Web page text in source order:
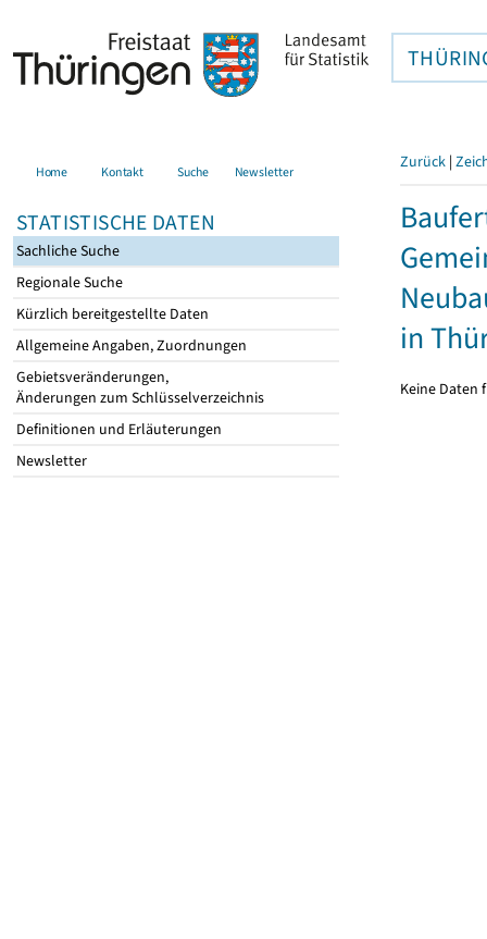
Home Kontakt Suche Newsletter
STATISTISCHE DATEN
Sachliche Suche
Regionale Suche
Kürzlich bereitgestellte Daten
Allgemeine Angaben, Zuordnungen
Gebietsveränderungen,
Änderungen zum Schlüsselverzeichnis
Definitionen und Erläuterungen
Newsletter
Zurück |
in
Keine Daten